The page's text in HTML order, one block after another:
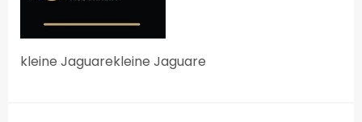
kleine Jaguarekleine Jaguare